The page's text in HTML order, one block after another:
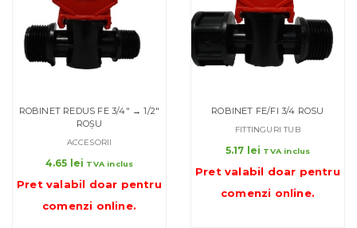
ROBINET REDUS FE 3/4″ → 1/2″
ROȘU
ACCESORII
4.65 lei TVA inclus
Pret valabil doar pentru
comenzi online.
ROBINET FE/FI 3/4 ROSU
FITTINGURI TUB
5.17 lei TVA inclus
Pret valabil doar pentru
comenzi online.